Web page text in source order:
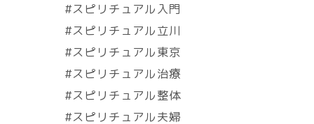
#スピリチュアル入門
#スピリチュアル立川
#スピリチュアル東京
#スピリチュアル治療
#スピリチュアル整体
#スピリチュアル夫婦